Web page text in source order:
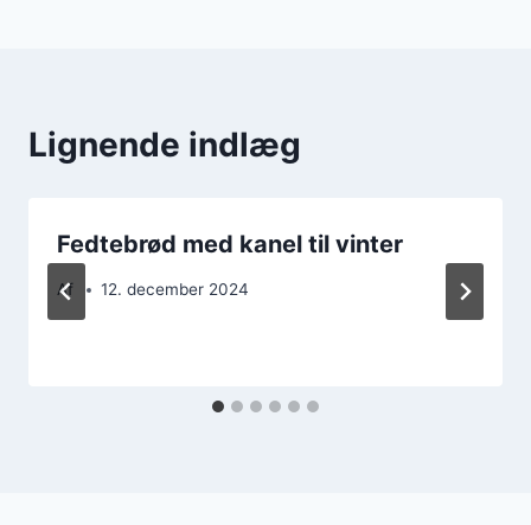
Lignende indlæg
Fedtebrød med kanel til vinter
Af 12. december 2024